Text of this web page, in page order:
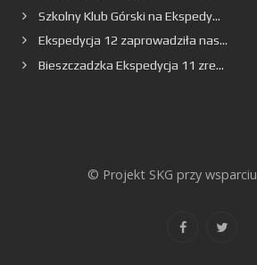
Szkolny Klub Górski na Ekspedy...
Ekspedycja 12 zaprowadziła nas...
Bieszczadzka Ekspedycja 11 zre...
© Projekt SKG przy wsparciu